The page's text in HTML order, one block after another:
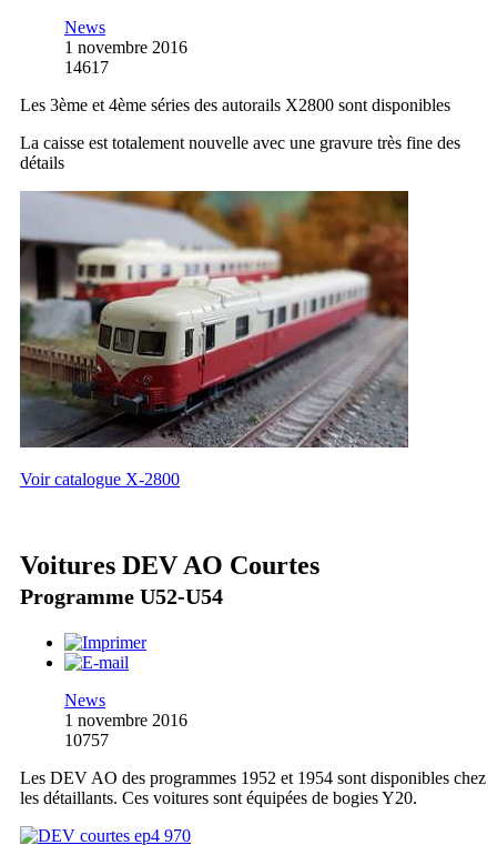
News
1 novembre 2016
14617
Les 3ème et 4ème séries des autorails X2800 sont disponibles
La caisse est totalement nouvelle avec une gravure très fine des
détails
Voir catalogue X-2800
Voitures DEV AO Courtes
Programme U52-U54
News
1 novembre 2016
10757
Les DEV AO des programmes 1952 et 1954 sont disponibles chez
les détaillants. Ces voitures sont équipées de bogies Y20.